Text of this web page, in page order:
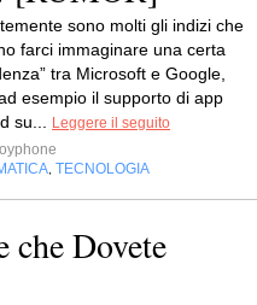
sono molti gli indizi che
farci immaginare una certa
tra Microsoft e Google,
esempio il supporto di app
su...
Leggere il seguito
TECNOLOGIA
che Dovete